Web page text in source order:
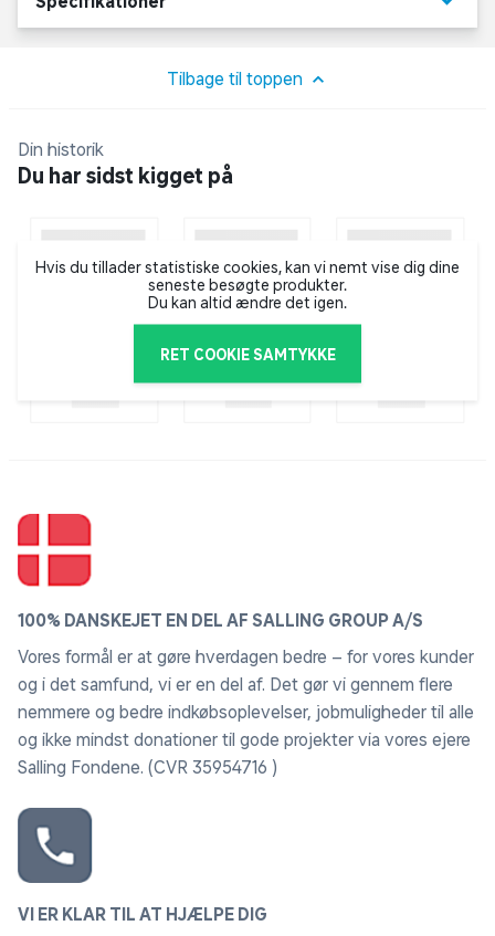
Svingbar +/- 140 grader
Højde: 137cm
Tilbage til toppen
Din historik
Du har sidst kigget på
Hvis du tillader statistiske cookies, kan vi nemt vise dig dine
seneste besøgte produkter.
Du kan altid ændre det igen.
RET COOKIE SAMTYKKE
100% DANSKEJET EN DEL AF SALLING GROUP A/S
Vores formål er at gøre hverdagen bedre – for vores kunder
og i det samfund, vi er en del af. Det gør vi gennem flere
nemmere og bedre indkøbsoplevelser, jobmuligheder til alle
og ikke mindst donationer til gode projekter via vores ejere
Salling Fondene. (CVR 35954716 )
VI ER KLAR TIL AT HJÆLPE DIG